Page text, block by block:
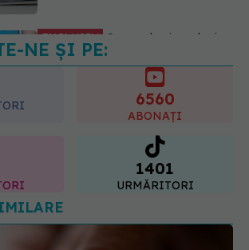
EXCLUSIV Brahiterapie vs
radioterapie externă în cancerul
ginecologic. Dr. Sorin Bogdan
(SANADOR) explică diferența și
cum acționează tratamentul
NE ȘI PE:
6560
ABONAȚI
1401
URMĂRITORI